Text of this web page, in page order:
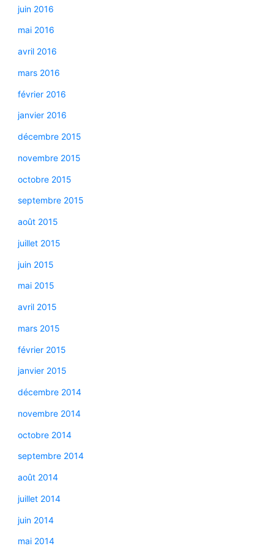
juin 2016
mai 2016
avril 2016
mars 2016
février 2016
janvier 2016
décembre 2015
novembre 2015
octobre 2015
septembre 2015
août 2015
juillet 2015
juin 2015
mai 2015
avril 2015
mars 2015
février 2015
janvier 2015
décembre 2014
novembre 2014
octobre 2014
septembre 2014
août 2014
juillet 2014
juin 2014
mai 2014